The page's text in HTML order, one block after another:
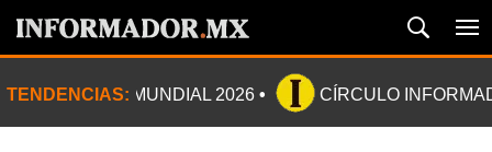
TENDENCIAS: MUNDIAL 2026 CÍRCULO